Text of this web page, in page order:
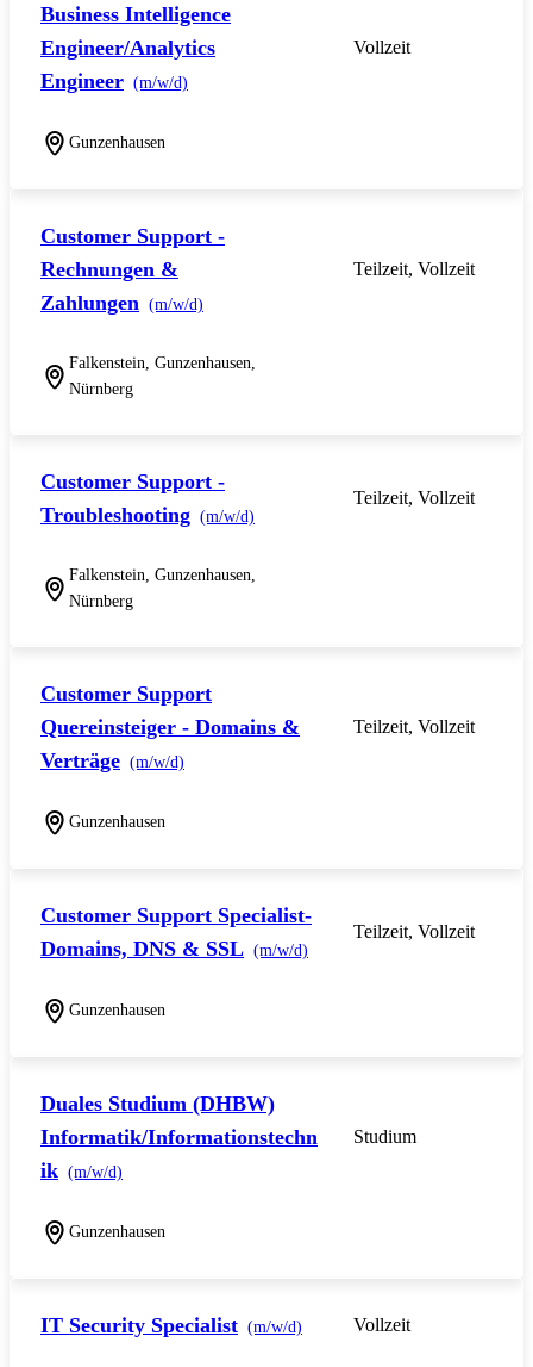
Business Intelligence
Engineer/Analytics
Engineer (m/w/d)
Gunzenhausen
Vollzeit
Customer Support -
Rechnungen &
Zahlungen (m/w/d)
Falkenstein, Gunzenhausen,
Nürnberg
Teilzeit, Vollzeit
Customer Support -
Troubleshooting (m/w/d)
Falkenstein, Gunzenhausen,
Nürnberg
Teilzeit, Vollzeit
Customer Support
Quereinsteiger - Domains &
Verträge (m/w/d)
Gunzenhausen
Teilzeit, Vollzeit
Customer Support Specialist-
Domains, DNS & SSL (m/w/d)
Gunzenhausen
Teilzeit, Vollzeit
Duales Studium (DHBW)
Informatik/Informationstechn
ik (m/w/d)
Gunzenhausen
Studium
IT Security Specialist (m/w/d) Vollzeit